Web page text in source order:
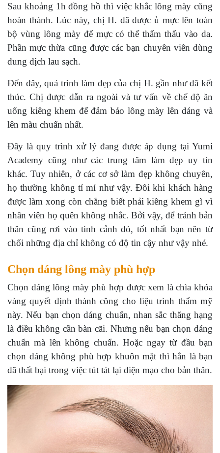
Sau khoảng 1h đồng hồ thì việc khắc lông mày cũng
hoàn thành. Lúc này, chị H. đã được ủ mực lên toàn
bộ vùng lông mày để mực có thể thẩm thấu vào da.
Phần mực thừa cũng được các bạn chuyên viên dùng
dung dịch lau sạch.
Đến đây, quá trình làm đẹp của chị H. gần như đã kết
thúc. Chị được dẫn ra ngoài và tư vấn về chế độ ăn
uống kiêng khem để đảm bảo lông mày lên dáng và
lên màu chuẩn nhất.
Đây là quy trình xử lý đang được áp dụng tại Yumi
Academy cũng như các trung tâm làm đẹp uy tín
khác. Tuy nhiên, ở các cơ sở làm đẹp không chuyên,
họ thường không tỉ mỉ như vậy. Đôi khi khách hàng
được làm xong còn chẳng biết phải kiêng khem gì vì
nhân viên họ quên không nhắc. Bởi vậy, để tránh bản
thân cũng rơi vào tình cảnh đó, tốt nhất bạn nên từ
chối những địa chỉ không có độ tin cậy như vậy nhé.
Chọn dáng lông mày phù hợp
Chọn dáng lông mày phù hợp được xem là chìa khóa
vàng quyết định thành công cho liệu trình thẩm mỹ
này. Nếu bạn chọn dáng chuẩn, nhan sắc thăng hạng
là điều không cần bàn cãi. Nhưng nếu bạn chọn dáng
chuẩn mà lên không chuẩn. Hoặc ngay từ đầu bạn
chọn dáng không phù hợp khuôn mặt thì hẳn là bạn
đã thất bại trong việc tút tát lại diện mạo cho bản thân.